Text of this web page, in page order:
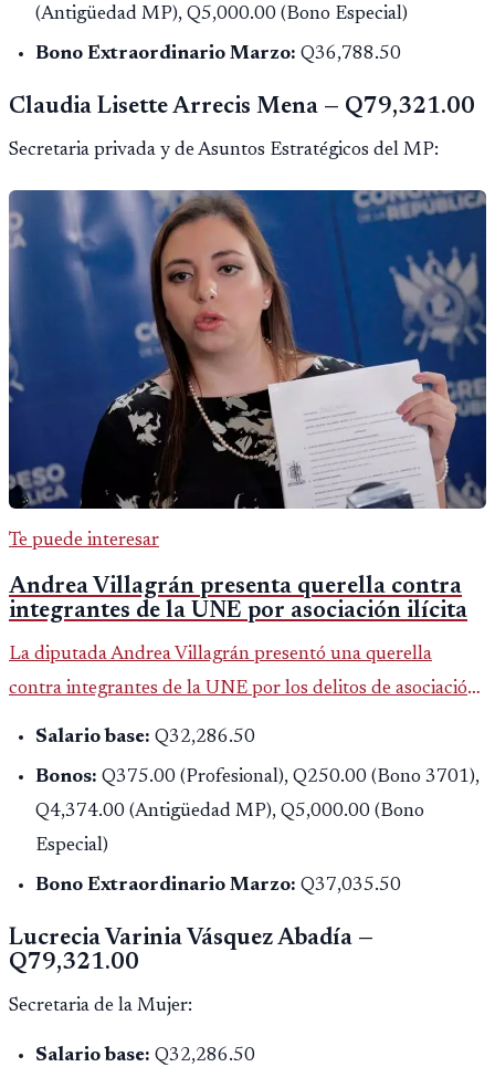
(Antigüedad MP), Q5,000.00 (Bono Especial)
Bono Extraordinario Marzo: Q36,788.50
Claudia Lisette Arrecis Mena — Q79,321.00
Secretaria privada y de Asuntos Estratégicos del MP:
Te puede interesar
Andrea Villagrán presenta querella contra
integrantes de la UNE por asociación ilícita
La diputada Andrea Villagrán presentó una querella
contra integrantes de la UNE por los delitos de asociación
ilícita, terrorismo y sedición.
Salario base: Q32,286.50
Bonos: Q375.00 (Profesional), Q250.00 (Bono 3701),
Q4,374.00 (Antigüedad MP), Q5,000.00 (Bono
Especial)
Bono Extraordinario Marzo: Q37,035.50
Lucrecia Varinia Vásquez Abadía —
Q79,321.00
Secretaria de la Mujer:
Salario base: Q32,286.50